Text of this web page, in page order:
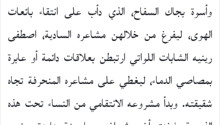
وأسوة بجاك السفاح، الذي دأب على انتقاء بائعات
الهوى، ليفرغ من خلالهن مشاعره السادية، اصطفى
رينيه الشابات اللواتي ارتبطن بعلاقات دائمة أو عابرة
بمصاصي الدماء، ليغطي على مشاعره المنحرفة تجاه
شقيقته. وبدأ مشروعه الانتقامي من النساء تحت هذه